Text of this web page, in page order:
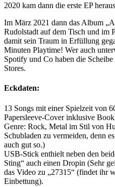
2020 kam dann die erste EP
Im März 2021 dann das Album
Rudolstadt auf dem Tisch und im
damit sein Traum in Erfüllung
Minuten Playtime! Wer auch
Spotify und Co haben die
Stores.
Eckdaten:
13 Songs mit einer Spielzeit von
Papersleeve-Cover inklusive
Genre: Rock, Metal im Stil von
Schubladen zu vermeiden, denn
auch gut so.)
USB-Stick enthielt neben den
Sting“ auch einen Dropin (Sehr
das Video zu „27315“ (findet ihr
Einbettung).